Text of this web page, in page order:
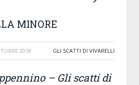
MINORE
2018 GLI SCATTI DI VIVARELLI
– Gli scatti di